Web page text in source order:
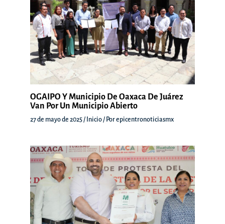
OGAIPO Y Municipio De Oaxaca De Juárez
Van Por Un Municipio Abierto
27 de mayo de 2025/ Inicio/ Porepicentronoticiasmx